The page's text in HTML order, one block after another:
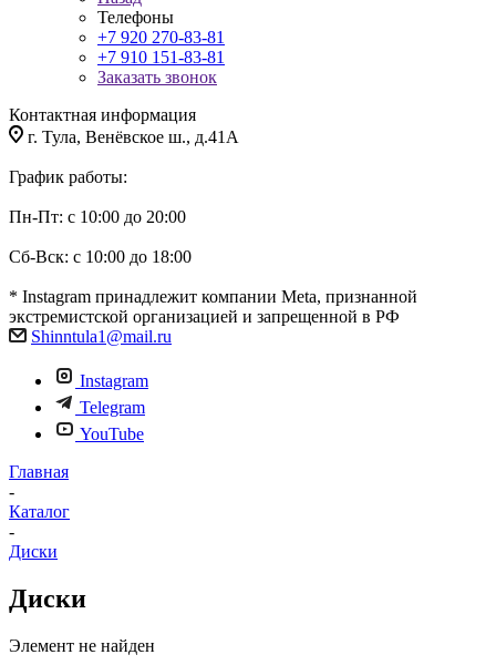
Телефоны
+7 920 270-83-81
+7 910 151-83-81
Заказать звонок
Контактная информация
г. Тула, Венёвское ш., д.41А
График работы:
Пн-Пт: с 10:00 до 20:00
Сб-Вск: с 10:00 до 18:00
* Instagram принадлежит компании Meta, признанной
экстремистской организацией и запрещенной в РФ
Shinntula1@mail.ru
Instagram
Telegram
YouTube
Главная
-
Каталог
-
Диски
Диски
Элемент не найден